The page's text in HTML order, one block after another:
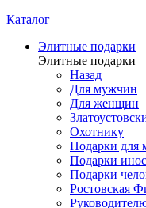
Каталог
Элитные подарки
Элитные подарки
Назад
Для мужчин
Для женщин
Охотнику
Подарки для
Подарки
Подарки
Ростовская